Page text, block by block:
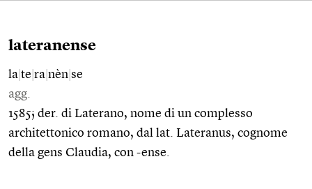
lateranense
la te ra nèn se
agg.
1585; der. di Laterano, nome di un complesso
architettonico romano, dal lat. Lateranus, cognome
della gens Claudia, con -ense.